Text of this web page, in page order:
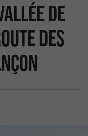
de
des